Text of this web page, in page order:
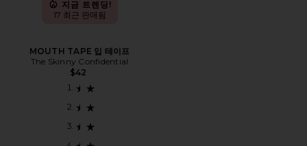
지금 트렌딩!
17 최근 판매됨
MOUTH TAPE 입 테이프
The Skinny Confidential
$42